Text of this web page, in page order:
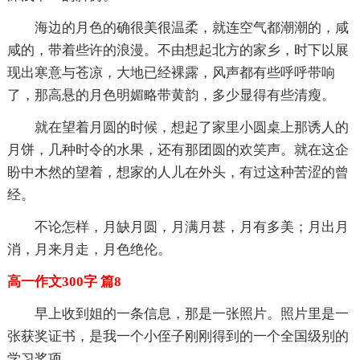
海边的月色的确很美很温柔，就连空气都潮潮的，咸
咸的，带着些许的浪漫。不由想起北方的家乡，时下以展
现出寒意与苍凉，大地已经裸露，风声都有些呼呼带响
了，那高悬的月色明媚略带黄韵，多少显得有些清瘦。
就在望着月圆的时候，想起了家里小圆桌上那诱人的
月饼，几种时令的水果，还有那团圆的欢笑声。就在这企
盼中木然的望着，想家的人儿在外头，有过这种苦涩的曾
经。
不论怎样，月缺月圆，月满月甚，月有多美；月出月
消，月来月走，月色绝伦。
高一作文300字 篇8
早上收到姐的一条信息，那是一张照片。照片里是一
张获奖证书，是我一个小侄子刚刚得到的一个全国级别的